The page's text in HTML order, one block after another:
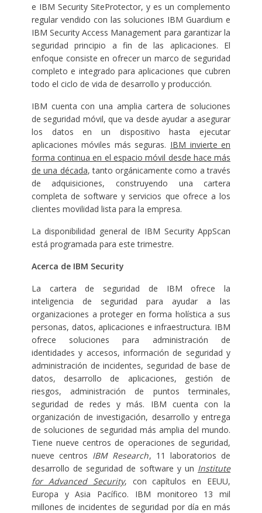
e IBM Security SiteProtector, y es un complemento
regular vendido con las soluciones IBM Guardium e
IBM Security Access Management para garantizar la
seguridad principio a fin de las aplicaciones. El
enfoque consiste en ofrecer un marco de seguridad
completo e integrado para aplicaciones que cubren
todo el ciclo de vida de desarrollo y producción.
IBM cuenta con una amplia cartera de soluciones
de seguridad móvil, que va desde ayudar a asegurar
los datos en un dispositivo hasta ejecutar
aplicaciones móviles más seguras. IBM invierte en
forma continua en el espacio móvil desde hace más
de una década, tanto orgánicamente como a través
de adquisiciones, construyendo una cartera
completa de software y servicios que ofrece a los
clientes movilidad lista para la empresa.
La disponibilidad general de IBM Security AppScan
está programada para este trimestre.
Acerca de IBM Security
La cartera de seguridad de IBM ofrece la
inteligencia de seguridad para ayudar a las
organizaciones a proteger en forma holística a sus
personas, datos, aplicaciones e infraestructura. IBM
ofrece soluciones para administración de
identidades y accesos, información de seguridad y
administración de incidentes, seguridad de base de
datos, desarrollo de aplicaciones, gestión de
riesgos, administración de puntos terminales,
seguridad de redes y más. IBM cuenta con la
organización de investigación, desarrollo y entrega
de soluciones de seguridad más amplia del mundo.
Tiene nueve centros de operaciones de seguridad,
nueve centros IBM Research, 11 laboratorios de
desarrollo de seguridad de software y un Institute
for Advanced Security, con capítulos en EEUU,
Europa y Asia Pacífico. IBM monitoreo 13 mil
millones de incidentes de seguridad por día en más